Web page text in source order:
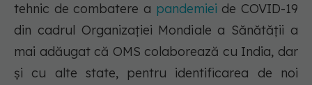
tehnic de combatere a pandemiei de COVID-19
din cadrul Organizației Mondiale a Sănătății a
mai adăugat că OMS colaborează cu India, dar
și cu alte state, pentru identificarea de noi